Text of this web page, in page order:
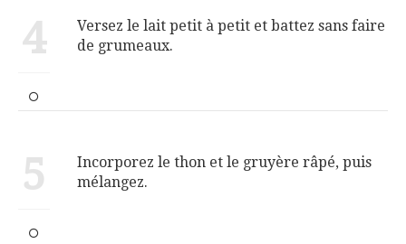
4
Versez le lait petit à petit et battez sans faire
de grumeaux.
5
Incorporez le thon et le gruyère râpé, puis
mélangez.